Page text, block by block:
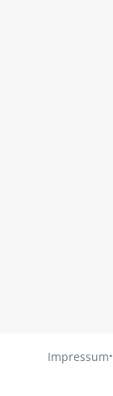
Impressum·